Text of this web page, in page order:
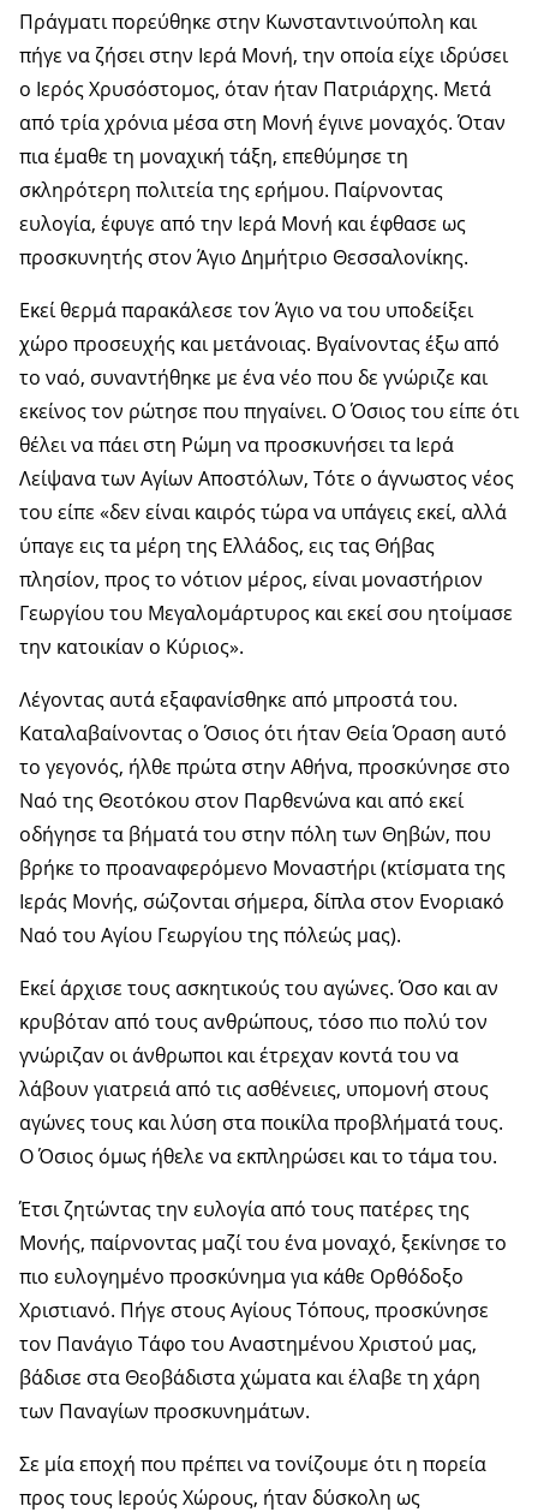
Πράγματι πορεύθηκε στην Κωνσταντινούπολη και
πήγε να ζήσει στην Ιερά Μονή, την οποία είχε ιδρύσει
ο Ιερός Χρυσόστομος, όταν ήταν Πατριάρχης. Μετά
από τρία χρόνια μέσα στη Μονή έγινε μοναχός. Όταν
πια έμαθε τη μοναχική τάξη, επεθύμησε τη
σκληρότερη πολιτεία της ερήμου. Παίρνοντας
ευλογία, έφυγε από την Ιερά Μονή και έφθασε ως
προσκυνητής στον Άγιο Δημήτριο Θεσσαλονίκης.
Εκεί θερμά παρακάλεσε τον Άγιο να του υποδείξει
χώρο προσευχής και μετάνοιας. Βγαίνοντας έξω από
το ναό, συναντήθηκε με ένα νέο που δε γνώριζε και
εκείνος τον ρώτησε που πηγαίνει. Ο Όσιος του είπε ότι
θέλει να πάει στη Ρώμη να προσκυνήσει τα Ιερά
Λείψανα των Αγίων Αποστόλων, Τότε ο άγνωστος νέος
του είπε «δεν είναι καιρός τώρα να υπάγεις εκεί, αλλά
ύπαγε εις τα μέρη της Ελλάδος, εις τας Θήβας
πλησίον, προς το νότιον μέρος, είναι μοναστήριον
Γεωργίου του Μεγαλομάρτυρος και εκεί σου ητοίμασε
την κατοικίαν ο Κύριος».
Λέγοντας αυτά εξαφανίσθηκε από μπροστά του.
Καταλαβαίνοντας ο Όσιος ότι ήταν Θεία Όραση αυτό
το γεγονός, ήλθε πρώτα στην Αθήνα, προσκύνησε στο
Ναό της Θεοτόκου στον Παρθενώνα και από εκεί
οδήγησε τα βήματά του στην πόλη των Θηβών, που
βρήκε το προαναφερόμενο Μοναστήρι (κτίσματα της
Ιεράς Μονής, σώζονται σήμερα, δίπλα στον Ενοριακό
Ναό του Αγίου Γεωργίου της πόλεώς μας).
Εκεί άρχισε τους ασκητικούς του αγώνες. Όσο και αν
κρυβόταν από τους ανθρώπους, τόσο πιο πολύ τον
γνώριζαν οι άνθρωποι και έτρεχαν κοντά του να
λάβουν γιατρειά από τις ασθένειες, υπομονή στους
αγώνες τους και λύση στα ποικίλα προβλήματά τους.
Ο Όσιος όμως ήθελε να εκπληρώσει και το τάμα του.
Έτσι ζητώντας την ευλογία από τους πατέρες της
Μονής, παίρνοντας μαζί του ένα μοναχό, ξεκίνησε το
πιο ευλογημένο προσκύνημα για κάθε Ορθόδοξο
Χριστιανό. Πήγε στους Αγίους Τόπους, προσκύνησε
τον Πανάγιο Τάφο του Αναστημένου Χριστού μας,
βάδισε στα Θεοβάδιστα χώματα και έλαβε τη χάρη
των Παναγίων προσκυνημάτων.
Σε μία εποχή που πρέπει να τονίζουμε ότι η πορεία
προς τους Ιερούς Χώρους, ήταν δύσκολη ως